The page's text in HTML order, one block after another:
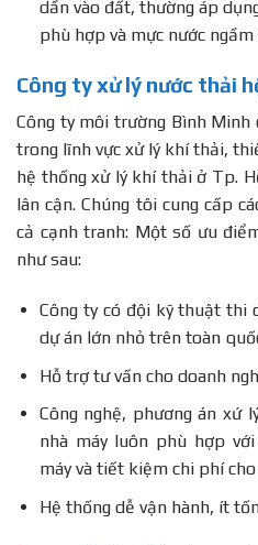
dần vào đất, thường áp
phù hợp và mực nước ngầm
Công ty xử lý nước thải
Công ty môi trường Bình
trong lĩnh vực xử lý khí thải,
hệ thống xử lý khí thải ở Tp.
lân cận. Chúng tôi cung cấp
cả cạnh tranh: Một số ưu
như sau:
Công ty có đội kỹ thuật thi
dự án lớn nhỏ trên toàn
Hỗ trợ tư vấn cho doanh
Công nghệ, phương án xứ
nhà máy luôn phù hợp
máy và tiết kiệm chi phí
Hệ thống dễ vận hành, ít